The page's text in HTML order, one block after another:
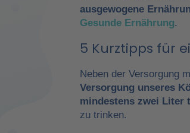
ausgewogene
Gesunde Ernährung.
5 Kurztipps für
Neben der Versorgung
Versorgung unseres
mindestens zwei Liter
zu trinken.